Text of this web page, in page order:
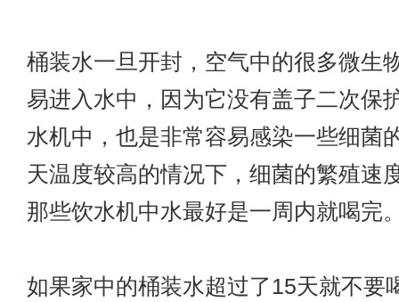
桶装水一旦开封，空气中的很多微生
易进入水中，因为它没有盖子二次保
水机中，也是非常容易感染一些细菌
天温度较高的情况下，细菌的繁殖速
那些饮水机中水最好是一周内就喝完
如果家中的桶装水超过了15天就不要